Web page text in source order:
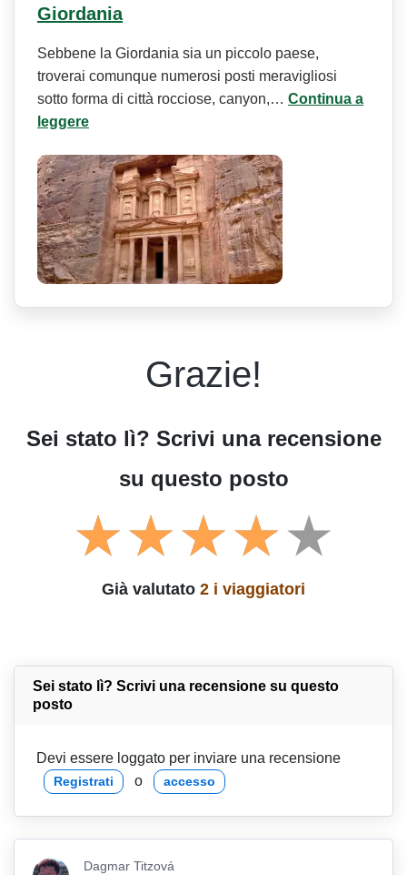
Giordania
Sebbene la Giordania sia un piccolo paese,
troverai comunque numerosi posti meravigliosi
sotto forma di città rocciose, canyon,… Continua a
leggere
Grazie!
Sei stato lì? Scrivi una recensione
su questo posto
Già valutato 2 i viaggiatori
Sei stato lì? Scrivi una recensione su questo
posto
Devi essere loggato per inviare una recensione
Registrati o accesso
Dagmar Titzová